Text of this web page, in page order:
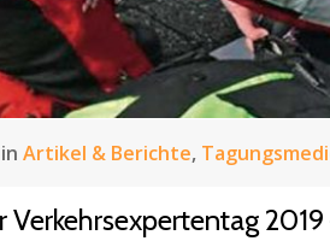
Artikel & Berichte,
Verkehrsexpertentag